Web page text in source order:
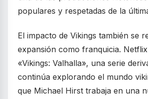
populares y respetadas de la
El impacto de Vikings también se
expansión como franquicia.
«Vikings: Valhalla», una serie
continúa explorando el mundo
que Michael Hirst trabaja en una